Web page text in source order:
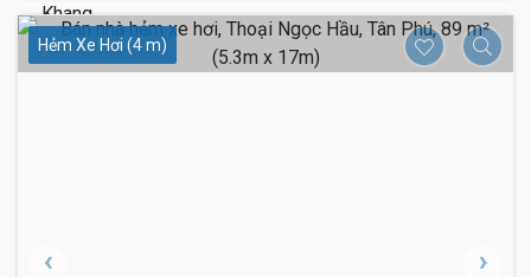
Hẻm Xe Hơi (4 m)